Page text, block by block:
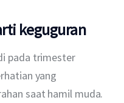
keguguran
pada trimester
yang
saat hamil muda.